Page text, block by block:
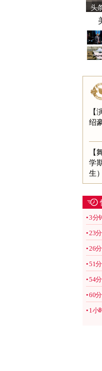
头
头
美
【
绍
【
学
生）
3分
23
26
51
54
60
1小